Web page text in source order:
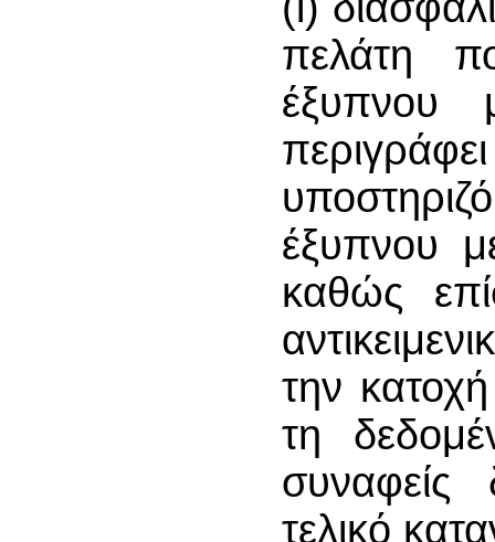
πελάτη
έξυπνου
έξυπνου
καθώς
την
τη
τελικό